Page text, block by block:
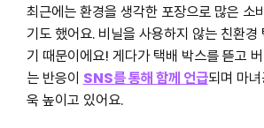
최근에는 환경을 생각한 포장으로 많은 소
기도 했어요. 비닐을 사용하지 않는 친환
기 때문이에요! 게다가 택배 박스를 뜯고
는 반응이 SNS를 통해 함께 언급되며 마
욱 높이고 있어요.